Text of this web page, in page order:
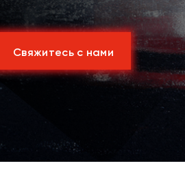
Свяжитесь с нами